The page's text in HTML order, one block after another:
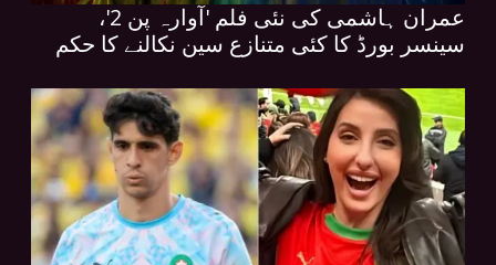
عمران ہاشمی کی نئی فلم 'آوارہ پن 2'،
سینسر بورڈ کا کئی متنازع سین نکالنے کا حکم